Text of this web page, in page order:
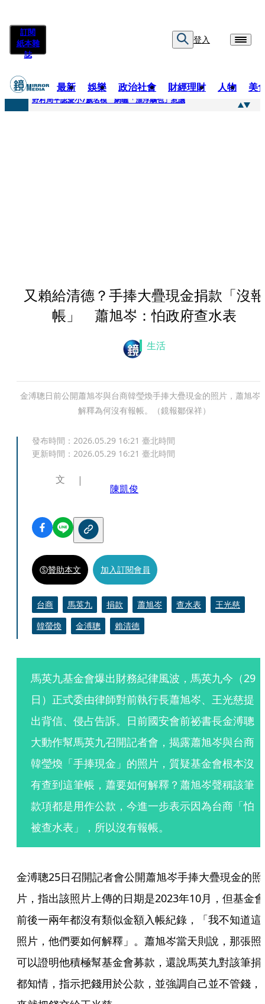
訂閱
紙本雜
誌
登入
最新 娛樂 政治社會 財經理財 人物 美
快訊
野村周平認愛小7歲名模 網曬「漂浮鵰包」惹議
又賴給清德？手捧大疊現金捐款「沒報
帳」 蕭旭岑：怕政府查水表
生活
金溥聰日前公開蕭旭岑與台商韓瑩煥手捧大疊現金的照片，蕭旭岑
解釋為何沒有報帳。（鏡報鄒保祥）
發布時間： 2026.05.29 16:21 臺北時間
更新時間： 2026.05.29 16:21 臺北時間
文
陳凱俊
贊助本文 加入訂閱會員
台商 馬英九 捐款 蕭旭岑 查水表
王光慈
韓螢煥
金溥聰 賴清德
馬英九基金會爆出財務紀律風波，馬英九今（29
日）正式委由律師對前執行長蕭旭岑、王光慈提
出背信、侵占告訴。日前國安會前祕書長金溥聰
大動作幫馬英九召開記者會，揭露蕭旭岑與台商
韓瑩煥「手捧現金」的照片，質疑基金會根本沒
有查到這筆帳，蕭要如何解釋？蕭旭岑聲稱該筆
款項都是用作公款，今進一步表示因為台商「怕
被查水表」，所以沒有報帳。
金溥聰25日召開記者會公開蕭旭岑手捧大疊現金的照
片，指出該照片上傳的日期是2023年10月，但基金會
前後一兩年都沒有類似金額入帳紀錄，「我不知道這
照片，他們要如何解釋」。蕭旭岑當天則說，那張照
可以證明他積極幫基金會募款，還說馬英九對該筆捐
都知情，指示把錢用於公款，並強調自己並不管錢，